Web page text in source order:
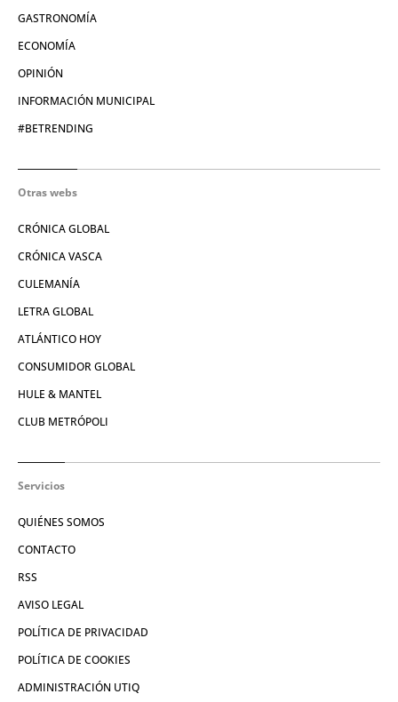
GASTRONOMÍA
ECONOMÍA
OPINIÓN
INFORMACIÓN MUNICIPAL
#BETRENDING
Otras webs
CRÓNICA GLOBAL
CRÓNICA VASCA
CULEMANÍA
LETRA GLOBAL
ATLÁNTICO HOY
CONSUMIDOR GLOBAL
HULE & MANTEL
CLUB METRÓPOLI
Servicios
QUIÉNES SOMOS
CONTACTO
RSS
AVISO LEGAL
POLÍTICA DE PRIVACIDAD
POLÍTICA DE COOKIES
ADMINISTRACIÓN UTIQ